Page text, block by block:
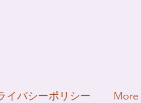
イバシーポリシー More